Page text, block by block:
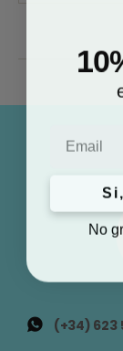
(+34) 623
No